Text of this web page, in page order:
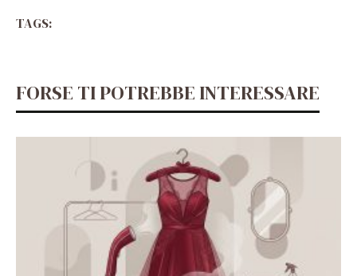
TAGS:
FORSE TI POTREBBE INTERESSARE